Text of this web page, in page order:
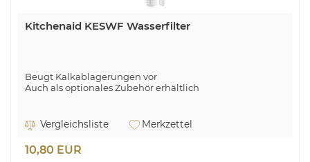
Kitchenaid KESWF Wasserfilter
Beugt Kalkablagerungen vor
Auch als optionales Zubehör erhältlich
Vergleichsliste Merkzettel
10,80 EUR